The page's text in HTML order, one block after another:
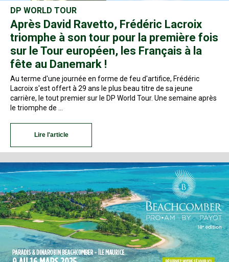
DP WORLD TOUR
Après David Ravetto, Frédéric Lacroix
triomphe à son tour pour la première fois
sur le Tour européen, les Français à la
fête au Danemark !
Au terme d'une journée en forme de feu d'artifice, Frédéric
Lacroix s'est offert à 29 ans le plus beau titre de sa jeune
carrière, le tout premier sur le DP World Tour. Une semaine après
le triomphe de …
Lire l'article